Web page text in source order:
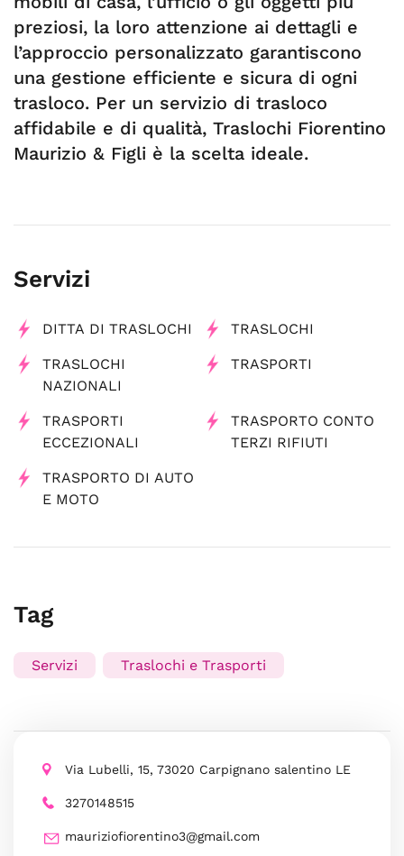
preziosi, la loro attenzione ai dettagli e
l’approccio personalizzato garantiscono
una gestione efficiente e sicura di ogni
trasloco. Per un servizio di trasloco
affidabile e di qualità, Traslochi Fiorentino
Maurizio & Figli è la scelta ideale.
Servizi
DITTA DI TRASLOCHI TRASLOCHI
TRASLOCHI
NAZIONALI
TRASPORTI
TRASPORTI
ECCEZIONALI
TRASPORTO CONTO
TERZI RIFIUTI
TRASPORTO DI AUTO
E MOTO
Tag
Servizi Traslochi e Trasporti
Via Lubelli, 15, 73020 Carpignano salentino LE
3270148515
mauriziofiorentino3@gmail.com